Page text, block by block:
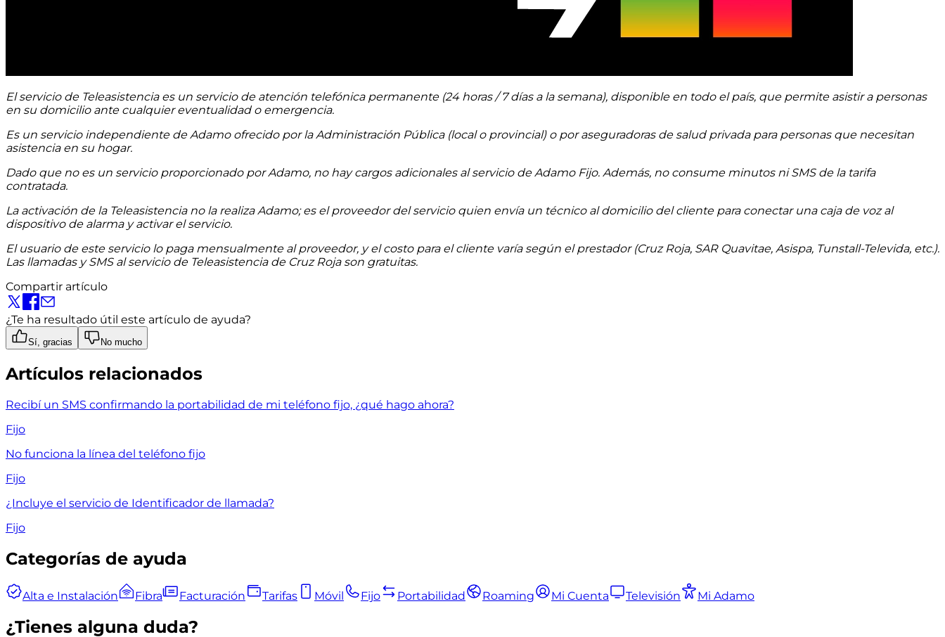
El servicio de Teleasistencia es un servicio de atención telefónica permanente (24 horas / 7 días a la semana), disponible en todo el país, que permite asistir a personas
en su domicilio ante cualquier eventualidad o emergencia.
Es un servicio independiente de Adamo ofrecido por la Administración Pública (local o provincial) o por aseguradoras de salud privada para personas que necesitan
asistencia en su hogar.
Dado que no es un servicio proporcionado por Adamo, no hay cargos adicionales al servicio de Adamo Fijo. Además, no consume minutos ni SMS de la tarifa
contratada.
La activación de la Teleasistencia no la realiza Adamo; es el proveedor del servicio quien envía un técnico al domicilio del cliente para conectar una caja de voz al
dispositivo de alarma y activar el servicio.
El usuario de este servicio lo paga mensualmente al proveedor, y el costo para el cliente varía según el prestador (Cruz Roja, SAR Quavitae, Asispa, Tunstall-Televida, etc.).
Las llamadas y SMS al servicio de Teleasistencia de Cruz Roja son gratuitas.
Compartir artículo
¿Te ha resultado útil este artículo de ayuda?
Sí, gracias No mucho
Artículos relacionados
Recibí un SMS confirmando la portabilidad de mi teléfono fijo, ¿qué hago ahora?
Fijo
No funciona la línea del teléfono fijo
Fijo
¿Incluye el servicio de Identificador de llamada?
Fijo
Categorías de ayuda
Alta e Instalación Fibra Facturación Tarifas Móvil Fijo Portabilidad Roaming Mi Cuenta Televisión Mi Adamo
¿Tienes alguna duda?